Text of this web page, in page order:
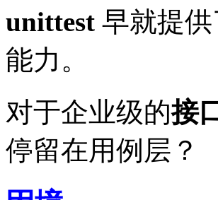
unittest 早就提
能力。
对于企业级的接
停留在用例层？